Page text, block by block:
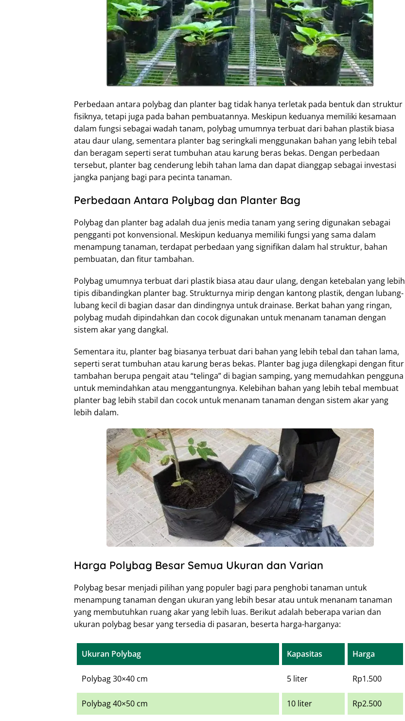
Perbedaan antara polybag dan planter bag tidak hanya terletak pada bentuk dan struktur
fisiknya, tetapi juga pada bahan pembuatannya. Meskipun keduanya memiliki kesamaan
dalam fungsi sebagai wadah tanam, polybag umumnya terbuat dari bahan plastik biasa
atau daur ulang, sementara planter bag seringkali menggunakan bahan yang lebih tebal
dan beragam seperti serat tumbuhan atau karung beras bekas. Dengan perbedaan
tersebut, planter bag cenderung lebih tahan lama dan dapat dianggap sebagai investasi
jangka panjang bagi para pecinta tanaman.
Perbedaan Antara Polybag dan Planter Bag
Polybag dan planter bag adalah dua jenis media tanam yang sering digunakan sebagai
pengganti pot konvensional. Meskipun keduanya memiliki fungsi yang sama dalam
menampung tanaman, terdapat perbedaan yang signifikan dalam hal struktur, bahan
pembuatan, dan fitur tambahan.
Polybag umumnya terbuat dari plastik biasa atau daur ulang, dengan ketebalan yang lebih
tipis dibandingkan planter bag. Strukturnya mirip dengan kantong plastik, dengan lubang-
lubang kecil di bagian dasar dan dindingnya untuk drainase. Berkat bahan yang ringan,
polybag mudah dipindahkan dan cocok digunakan untuk menanam tanaman dengan
sistem akar yang dangkal.
Sementara itu, planter bag biasanya terbuat dari bahan yang lebih tebal dan tahan lama,
seperti serat tumbuhan atau karung beras bekas. Planter bag juga dilengkapi dengan fitur
tambahan berupa pengait atau “telinga” di bagian samping, yang memudahkan pengguna
untuk memindahkan atau menggantungnya. Kelebihan bahan yang lebih tebal membuat
planter bag lebih stabil dan cocok untuk menanam tanaman dengan sistem akar yang
lebih dalam.
Harga Polybag Besar Semua Ukuran dan Varian
Polybag besar menjadi pilihan yang populer bagi para penghobi tanaman untuk
menampung tanaman dengan ukuran yang lebih besar atau untuk menanam tanaman
yang membutuhkan ruang akar yang lebih luas. Berikut adalah beberapa varian dan
ukuran polybag besar yang tersedia di pasaran, beserta harga-harganya:
Ukuran Polybag Kapasitas Harga
Polybag 30×40 cm 5 liter Rp1.500
Polybag 40×50 cm 10 liter Rp2.500